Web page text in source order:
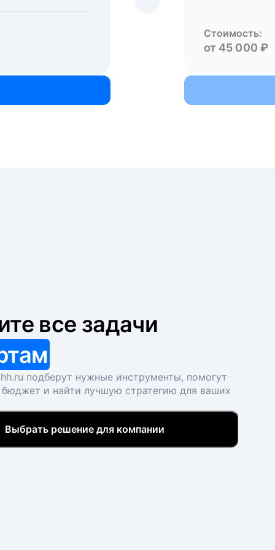
Стоимость:
от 45 000 ₽
все задачи
подберут нужные инструменты, помогут
бюджет и найти лучшую стратегию для ваших
Выбрать решение для компании